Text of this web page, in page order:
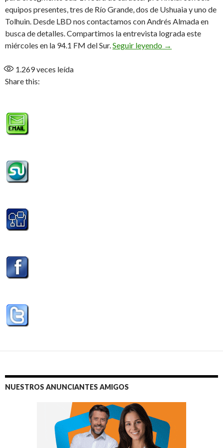
equipos presentes, tres de Río Grande, dos de Ushuaia y uno de
Tolhuin. Desde LBD nos contactamos con Andrés Almada en
busca de detalles. Compartimos la entrevista lograda este
miércoles en la 94.1 FM del Sur.Seguir leyendo «El torneo
→
1.269veces leída
Share this:
NUESTROS ANUNCIANTES AMIGOS